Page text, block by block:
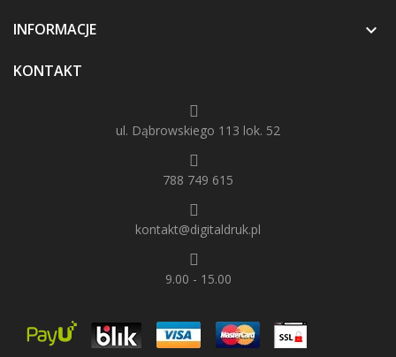
INFORMACJE 
KONTAKT
ul. Dąbrowskiego 113 lok. 52
788 749 615
kontakt@digitaldruk.pl
9.00 - 15.00